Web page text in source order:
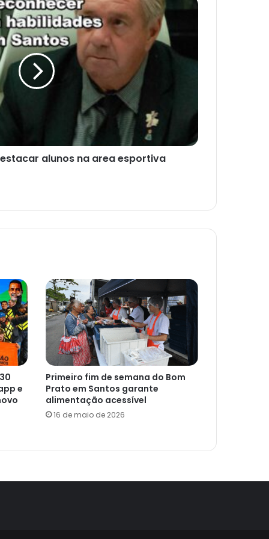
alunos na area esportiva
e
Primeiro fim de semana do Bom
Prato em Santos garante
alimentação acessível
16 de maio de 2026